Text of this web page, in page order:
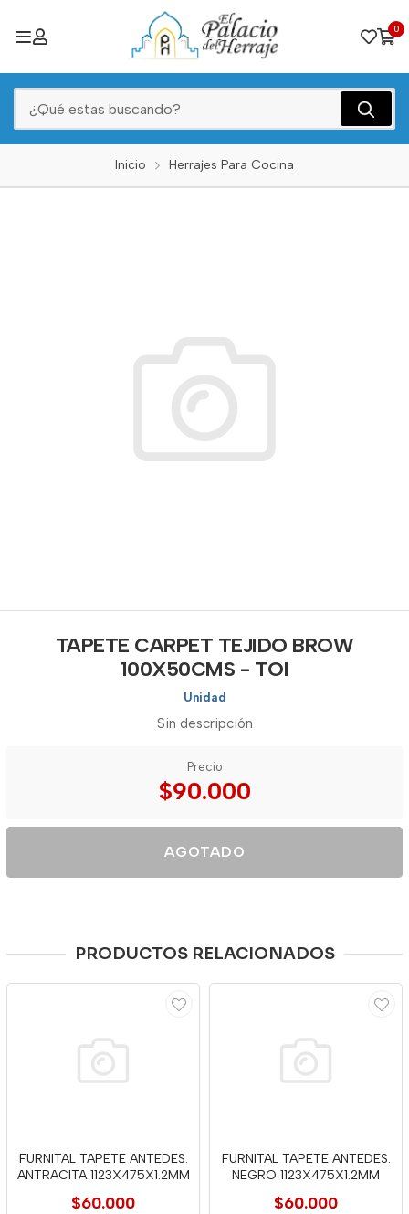
0
Inicio Herrajes Para Cocina
TAPETE CARPET TEJIDO BROW
100X50CMS - TOI
Unidad
Sin descripción
Precio
$90.000
AGOTADO
PRODUCTOS RELACIONADOS
FURNITAL TAPETE ANTEDES.
ANTRACITA 1123X475X1.2MM
$60.000
FURNITAL TAPETE ANTEDES.
NEGRO 1123X475X1.2MM
$60.000